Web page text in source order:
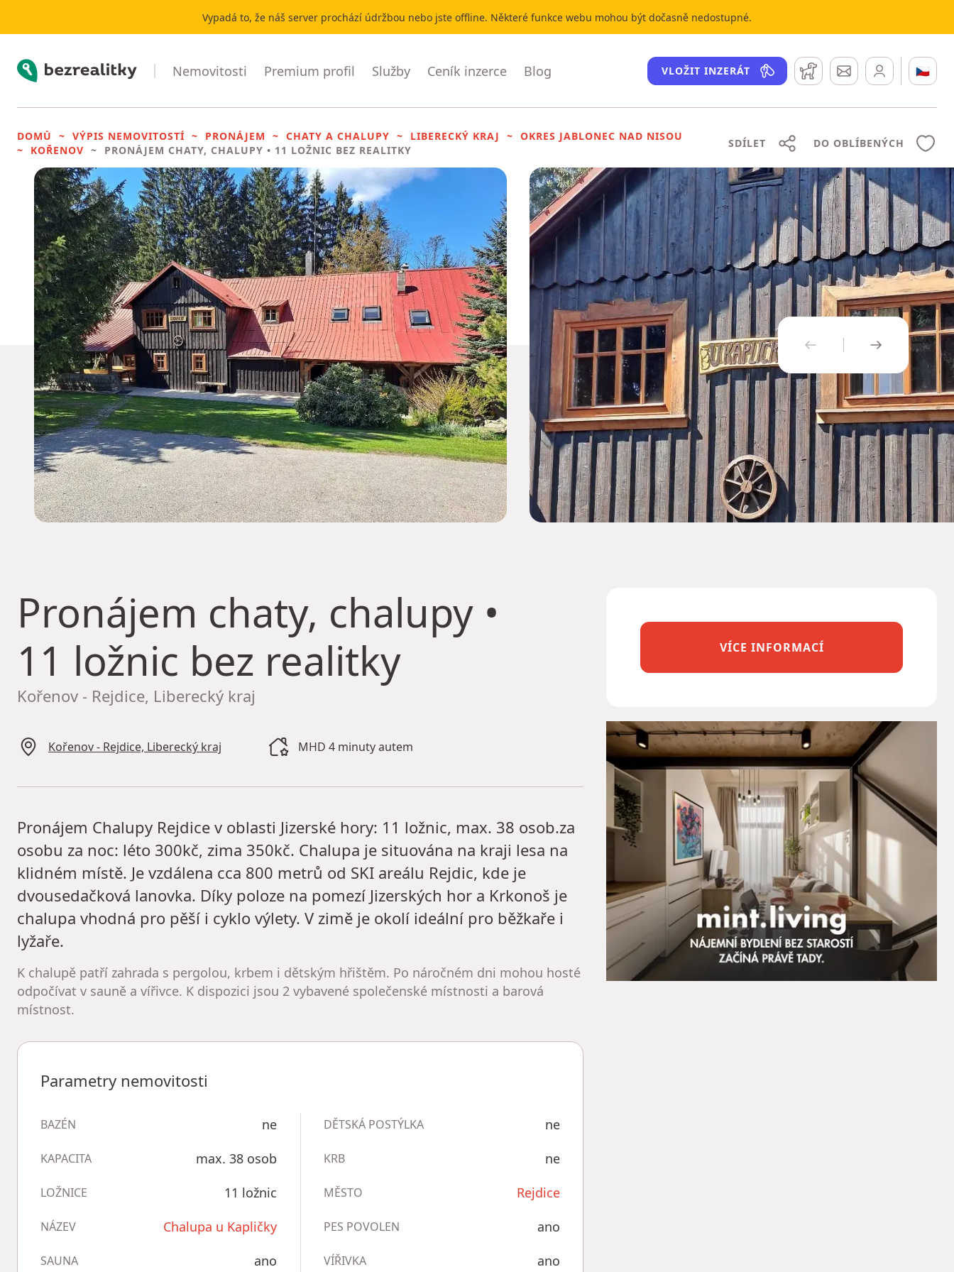
Vypadá to, že náš server prochází údržbou nebo jste offline. Některé funkce webu mohou být dočasně nedostupné.
Bezrealitky Nemovitosti Premium profil Služby Ceník inzerce Blog VLOŽIT INZERÁT Hlídací pesZprávy 🇨🇿
DOMŮ VÝPIS NEMOVITOSTÍ PRONÁJEM CHATY A CHALUPY LIBERECKÝ KRAJ
OKRES JABLONEC NAD NISOU
KOŘENOV
PRONÁJEM CHATY, CHALUPY • 11 LOŽNIC BEZ REALITKY
SDÍLET DO OBLÍBENÝCH
PŘEDCHOZÍ
Pronájem chaty, chalupy •
11 ložnic bez realitky
Kořenov - Rejdice, Liberecký kraj
Kořenov - Rejdice, Liberecký kraj MHD 4 minuty autem
Pronájem Chalupy Rejdice v oblasti Jizerské hory: 11 ložnic, max. 38 osob.za
osobu za noc: léto 300kč, zima 350kč. Chalupa je situována na kraji lesa na
klidném místě. Je vzdálena cca 800 metrů od SKI areálu Rejdic, kde je
dvousedačková lanovka. Díky poloze na pomezí Jizerských hor a Krkonoš je
chalupa vhodná pro pěší i cyklo výlety. V zimě je okolí ideální pro běžkaře i
lyžaře.
K chalupě patří zahrada s pergolou, krbem i dětským hřištěm. Po náročném dni mohou hosté
odpočívat v sauně a vířivce. K dispozici jsou 2 vybavené společenské místnosti a barová
místnost.
Parametry nemovitosti
BAZÉN ne
KAPACITA max. 38 osob
LOŽNICE 11 ložnic
NÁZEV Chalupa u Kapličky
SAUNA ano
DĚTSKÁ POSTÝLKA ne
KRB ne
MĚSTO Rejdice
PES POVOLEN ano
VÍŘIVKA ano
VÍCE INFORMACÍ